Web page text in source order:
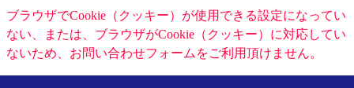
ブラウザでCookie（クッキー）が使用できる設定になってい
ない、または、ブラウザがCookie（クッキー）に対応してい
ないため、お問い合わせフォームをご利用頂けません。